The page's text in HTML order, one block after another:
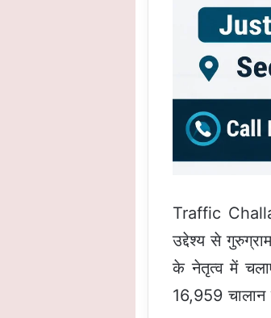
Traffic
उद्देश्य से
के नेतृत्व में
16,959 चालान